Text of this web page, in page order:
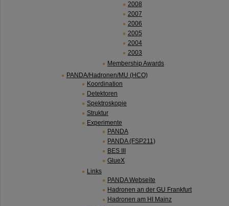
2008
2007
2006
2005
2004
2003
Membership Awards
PANDA/Hadronen/MU (HCO)
Koordination
Detektoren
Spektroskopie
Struktur
Experimente
PANDA
PANDA (FSP211)
BES III
GlueX
Links
PANDA Webseite
Hadronen an der GU Frankfurt
Hadronen am HI Mainz